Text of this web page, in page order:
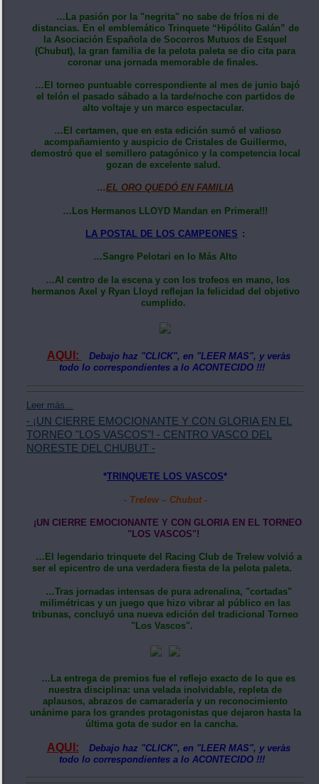
…La pasión por la "negrita" no sabe de fríos ni de
distancias. En el emblemático Trinquete “Hipólito Galán” de
la Asociación Española de Socorros Mutuos de Esquel
(Chubut), la gran familia de la pelota paleta se dio cita para
coronar una jornada memorable de finales.
…El torneo puntuable correspondiente al mes de junio bajó
el telón el pasado sábado a la tarde/noche con partidos de
alto voltaje y un marco espectacular.
…El certamen, que en esta edición sumó el valioso
acompañamiento y auspicio de Cristales de Guillermo,
demostró que el semillero patagónico y la competencia local
gozan de excelente salud.
…EL ORO QUEDÓ EN FAMILIA
…Los Hermanos LLOYD Mandan en Primera!!!
LA POSTAL DE LOS CAMPEONES :
…Sangre Pelotari en lo Más Alto
…Al centro de la escena y con los trofeos en mano, los
hermanos Axel y Ryan Lloyd reflejan la felicidad del objetivo
cumplido.
AQUI:
Debajo haz "CLICK", en "LEER MAS", y veràs
todo lo correspondientes a lo ACONTECIDO !!!
Leer más...
- ¡UN CIERRE EMOCIONANTE Y CON GLORIA EN EL
TORNEO "LOS VASCOS"! - CENTRO VASCO DEL
NORESTE DEL CHUBUT -
*TRINQUETE LOS VASCOS*
- Trelew – Chubut -
​¡UN CIERRE EMOCIONANTE Y CON GLORIA EN EL TORNEO
"LOS VASCOS"!
…El legendario trinquete del Racing Club de Trelew volvió a
ser el epicentro de una verdadera fiesta de la pelota paleta.
…Tras jornadas intensas de pura adrenalina, "cortadas"
milimétricas y un juego que hizo vibrar al público en las
tribunas, concluyó una nueva edición del tradicional Torneo
"Los Vascos".
…La entrega de premios fue el reflejo exacto de lo que es
nuestra disciplina: una velada inolvidable, repleta de
aplausos, abrazos de camaradería y un reconocimiento
unánime para los grandes protagonistas que dejaron hasta la
última gota de sudor en la cancha.
AQUI:
Debajo haz "CLICK", en "LEER MAS", y veràs
todo lo correspondientes a lo ACONTECIDO !!!